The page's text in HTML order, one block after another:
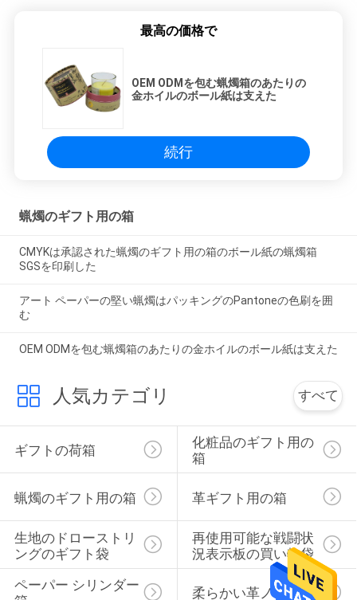
最高の価格で
OEM ODMを包む蝋燭箱のあたりの
金ホイルのボール紙は支えた
続行
蝋燭のギフト用の箱
CMYKは承認された蝋燭のギフト用の箱のボール紙の蝋燭箱
SGSを印刷した
アート ペーパーの堅い蝋燭はパッキングのPantoneの色刷を囲
む
OEM ODMを包む蝋燭箱のあたりの金ホイルのボール紙は支えた
人気カテゴリ すべて
ギフトの荷箱
化粧品のギフト用の
箱
蝋燭のギフト用の箱 革ギフト用の箱
生地のドローストリ
ングのギフト袋
再使用可能な戦闘状
況表示板の買い物袋
ペーパー シリンダー
柔らかい革ノート